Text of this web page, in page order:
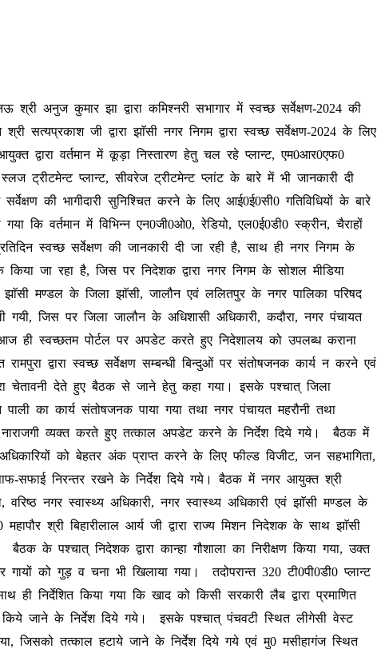
अनुज कुमार झा द्वारा कमिश्नरी सभागार में स्वच्छ सर्वेक्षण-2024 की
जी द्वारा झाॅसी नगर निगम द्वारा स्वच्छ सर्वेक्षण-2024 के लिए
द्वारा वर्तमान में कूड़ा निस्तारण हेतु चल रहे प्लान्ट, एम0आर0एफ0
ट्रीटमेन्ट प्लान्ट, सीवरेज ट्रीटमेन्ट प्लांट के बारे में भी जानकारी दी
की भागीदारी सुनिश्चित करने के लिए आई0ई0सी0 गतिविधियों के बारे
कि वर्तमान में विभिन्न एन0जी0ओ0, रेडियो, एल0ई0डी0 स्क्रीन, चैराहों
स्वच्छ सर्वेक्षण की जानकारी दी जा रही है, साथ ही नगर निगम के
जा रहा है, जिस पर निदेशक द्वारा नगर निगम के सोशल मीडिया
मण्डल के जिला झाॅसी, जालौन एवं ललितपुर के नगर पालिका परिषद
गयी, जिस पर जिला जालौन के अधिशासी अधिकारी, कदौरा, नगर पंचायत
ही स्वच्छतम पोर्टल पर अपडेट करते हुए निदेशालय को उपलब्ध कराना
द्वारा स्वच्छ सर्वेक्षण सम्बन्धी बिन्दुओं पर संतोषजनक कार्य न करने एवं
चेतावनी देते हुए बैठक से जाने हेतु कहा गया। इसके पश्चात् जिला
का कार्य संतोषजनक पाया गया तथा नगर पंचायत महरौनी तथा
नाराजगी व्यक्त करते हुए तत्काल अपडेट करने के निर्देश दिये गये। बैठक में
अधिकारियों को बेहतर अंक प्राप्त करने के लिए फील्ड विजीट, जन सहभागिता,
सफाई निरन्तर रखने के निर्देश दिये गये। बैठक में नगर आयुक्त श्री
नगर स्वास्थ्य अधिकारी, नगर स्वास्थ्य अधिकारी एवं झाॅसी मण्डल के
श्री बिहारीलाल आर्य जी द्वारा राज्य मिशन निदेशक के साथ झाॅसी
के पश्चात् निदेशक द्वारा कान्हा गौशाला का निरीक्षण किया गया, उक्त
को गुड़ व चना भी खिलाया गया। तदोपरान्त 320 टी0पी0डी0 प्लान्ट
निर्देशित किया गया कि खाद को किसी सरकारी लैब द्वारा प्रमाणित
किये जाने के निर्देश दिये गये। इसके पश्चात् पंचवटी स्थित लीगेसी वेस्ट
जिसको तत्काल हटाये जाने के निर्देश दिये गये एवं मु0 मसीहागंज स्थित